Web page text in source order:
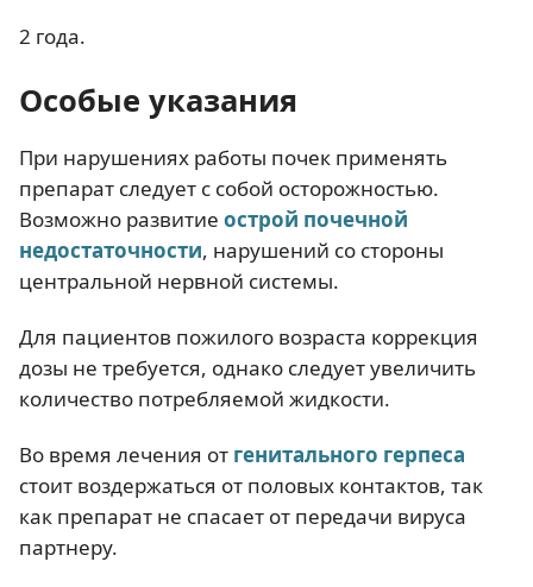
2 года.
Особые указания
При нарушениях работы почек применять
препарат следует с собой осторожностью.
Возможно развитие острой почечной
недостаточности, нарушений со стороны
центральной нервной системы.
Для пациентов пожилого возраста коррекция
дозы не требуется, однако следует увеличить
количество потребляемой жидкости.
Во время лечения от генитального герпеса
стоит воздержаться от половых контактов, так
как препарат не спасает от передачи вируса
партнеру.